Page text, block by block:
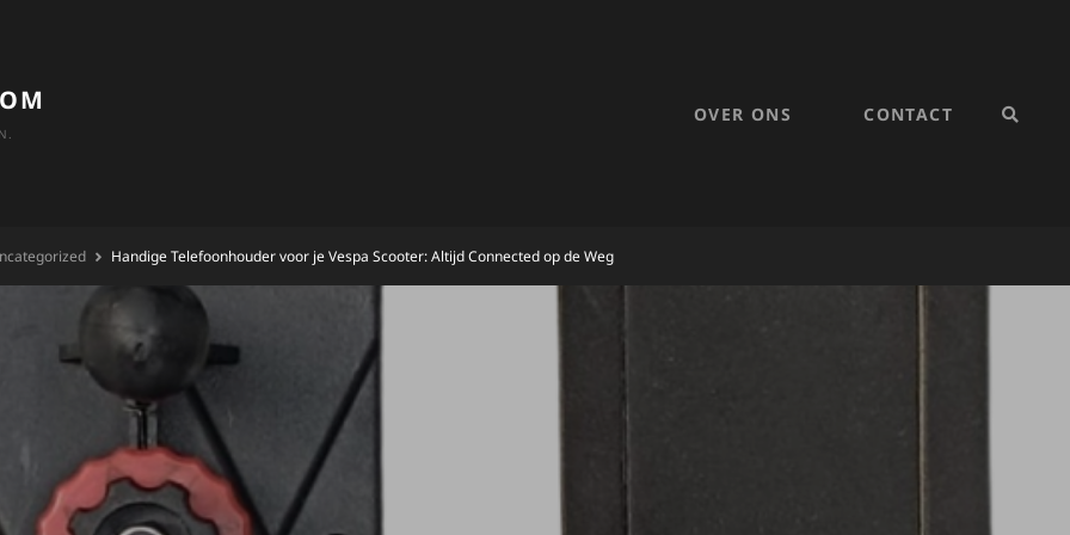
OVER ONS CONTACT
Handige Telefoonhouder voor je Vespa Scooter: Altijd Connected op de Weg